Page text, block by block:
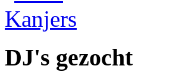
DJ's gezocht